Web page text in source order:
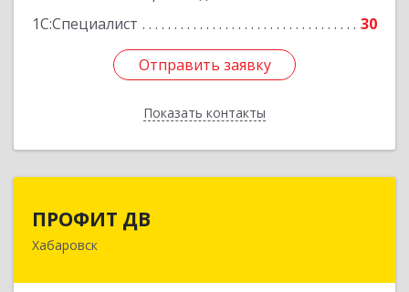
1С:Специалист
30
Отправить заявку
Показать контакты
Отправить заявку
Назад
ПРОФИТ ДВ
Хабаровск680000, Хабаровский край, Хабаровск г,